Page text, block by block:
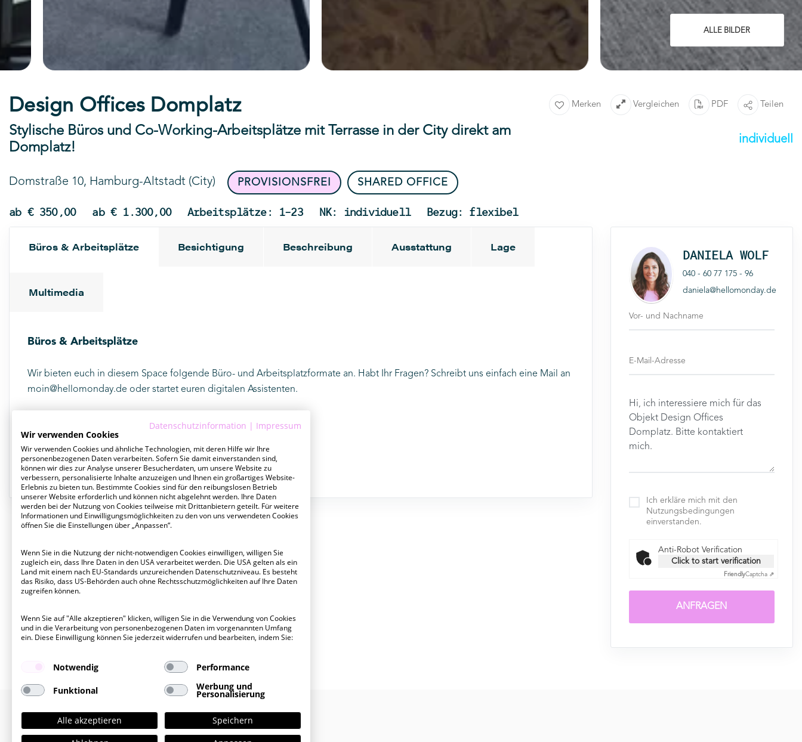
ALLE BILDER
Design Offices Domplatz
Stylische Büros und Co-Working-Arbeitsplätze mit Terrasse in der City direkt am
Domplatz!
Domstraße 10, Hamburg-Altstadt (City) PROVISIONSFREI SHARED OFFICE
ab € 350,00 ab € 1.300,00 Arbeitsplätze: 1-23 NK: individuell Bezug: flexibel
Merken Vergleichen PDF Teilen
individuell
Büros & Arbeitsplätze Besichtigung Beschreibung Ausstattung Lage
Multimedia
Büros & Arbeitsplätze
Wir bieten euch in diesem Space folgende Büro- und Arbeitsplatzformate an. Habt Ihr Fragen? Schreibt uns einfach eine Mail an
moin@hellomonday.de oder startet euren digitalen Assistenten.
ab € 350,00
/Monat
ab € 1.300,00
/Monat
1-23
Arbeitsplätze
DANIELA WOLF
040 - 60 77 175 - 96
daniela@hellomonday.de
Ich erkläre mich mit den
Nutzungsbedingungen
einverstanden.
Anti-Robot Verification
Click to start verification
FriendlyCaptcha ⇗
ANFRAGEN
Datenschutzinformation | Impressum
Wir verwenden Cookies
Wir verwenden Cookies und ähnliche Technologien, mit deren Hilfe wir Ihre
personenbezogenen Daten verarbeiten. Sofern Sie damit einverstanden sind,
können wir dies zur Analyse unserer Besucherdaten, um unsere Website zu
verbessern, personalisierte Inhalte anzuzeigen und Ihnen ein großartiges Website-
Erlebnis zu bieten tun. Bestimmte Cookies sind für den reibungslosen Betrieb
unserer Website erforderlich und können nicht abgelehnt werden. Ihre Daten
werden bei der Nutzung von Cookies teilweise mit Drittanbietern geteilt. Für weitere
Informationen und Einwilligungsmöglichkeiten zu den von uns verwendeten Cookies
öffnen Sie die Einstellungen über „Anpassen“.
Wenn Sie in die Nutzung der nicht-notwendigen Cookies einwilligen, willigen Sie
zugleich ein, dass Ihre Daten in den USA verarbeitet werden. Die USA gelten als ein
Land mit einem nach EU-Standards unzureichenden Datenschutzniveau. Es besteht
das Risiko, dass US-Behörden auch ohne Rechtsschutzmöglichkeiten auf Ihre Daten
zugreifen können.
Wenn Sie auf "Alle akzeptieren" klicken, willigen Sie in die Verwendung von Cookies
und in die Verarbeitung von personenbezogenen Daten im vorgenannten Umfang
ein. Diese Einwilligung können Sie jederzeit widerrufen und bearbeiten, indem Sie:
Notwendig Performance
Funktional Werbung und
Personalisierung
Alle akzeptieren
Speichern